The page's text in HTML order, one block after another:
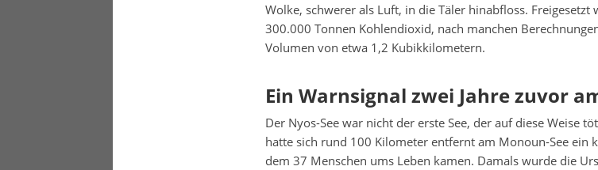
Wolke, schwerer als Luft, in die Täler hinabfloss.
300.000 Tonnen Kohlendioxid, nach manchen
Volumen von etwa 1,2 Kubikkilometern.
Ein Warnsignal zwei Jahre zuvor
Der Nyos-See war nicht der erste See, der auf diese Weise
hatte sich rund 100 Kilometer entfernt am Monoun-See ein
dem 37 Menschen ums Leben kamen. Damals wurde die